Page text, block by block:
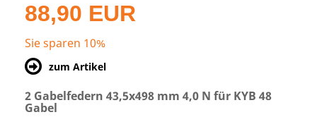
88,90 EUR
Sie sparen 10%
zum Artikel
2 Gabelfedern 43,5x498 mm 4,0 N für KYB 48
Gabel